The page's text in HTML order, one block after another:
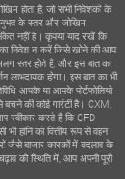
होता है, जो सभी निवेशकों के
के स्तर और जोखिम
संकेत नहीं है। कृपया याद रखें कि
का निवेश न करें जिसे खोने की आप
स्तर होते हैं, और इस बात का
लाभदायक होगा। इस बात का भी
आपके या आपके पोर्टफोलियो
बचने की कोई गारंटी है। CXM,
स्वीकार करते हैं कि CFD
हानि को वित्तीय रूप से वहन
जैसे बाजार कारकों में बदलाव के
की स्थिति में, आप अपनी पूरी